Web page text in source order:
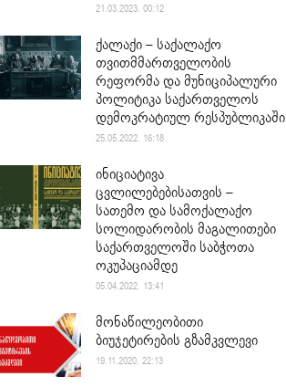
21.03.2023. 00:12
ქალაქი – საქალაქო
თვითმმართველობის
რეფორმა და მუნიციპალური
პოლიტიკა საქართველოს
დემოკრატიულ რესპუბლიკაში
25.05.2022. 16:18
ინიციატივა
ცვლილებებისათვის –
სათემო და სამოქალაქო
სოლიდარობის მაგალითები
საქართველოში საბჭოთა
ოკუპაციამდე
05.04.2022. 13:41
მონაწილეობითი
ბიუჯეტირების გზამკვლევი
19.11.2020. 22:13